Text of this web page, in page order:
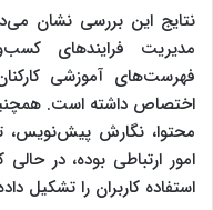
مدیریت فرایندهای
فهرست‌های آموزشی
محتوا، نگارش پیش‌نویس،
استفاده کاربران را تشکیل